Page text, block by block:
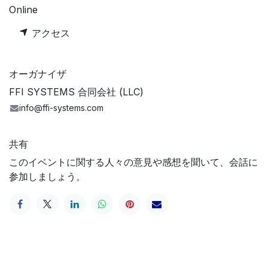
Online
アクセス
オーガナイザ
FFI SYSTEMS 合同会社 (LLC)
info@ffi-systems.com
共有
このイベントに関する人々の意見や感想を聞いて、会話に
参加しましょう。